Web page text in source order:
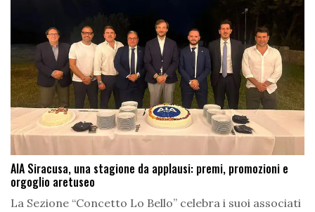
AIA Siracusa, una stagione da applausi: premi, promozioni e
orgoglio aretuseo
La Sezione “Concetto Lo Bello” celebra i suoi associati